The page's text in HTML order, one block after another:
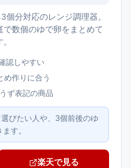
個分対応のレンジ調理器。
数個のゆで卵をまとめて
認しやすい
め作りに合う
ず表記の商品
びたい人や、3個前後のゆ
す。
楽天で見る